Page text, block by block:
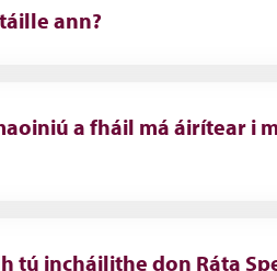
ann?
a fháil má áirítear i
tú incháilithe don Ráta